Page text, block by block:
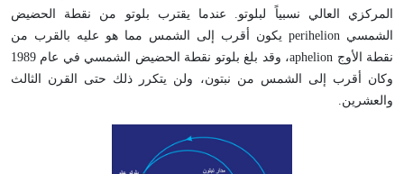
المركزي العالي نسبياً لبلوتو. عندما يقترب بلوتو من نقطة الحضيض
الشمسي perihelion يكون أقرب إلى الشمس مما هو عليه بالقرب من
نقطة الأوج aphelion، وقد بلغ بلوتو نقطة الحضيض الشمسي في عام 1989
وكان أقرب إلى الشمس من نبتون، ولن يتكرر ذلك حتى القرن الثالث
والعشرين.